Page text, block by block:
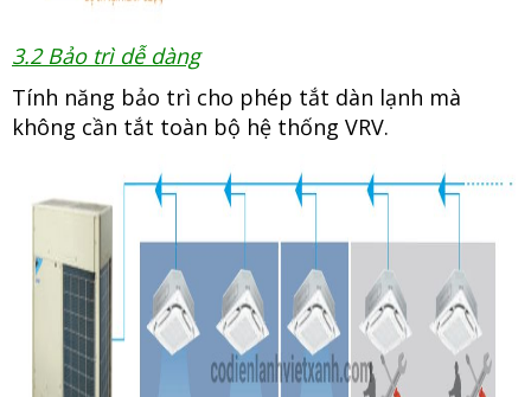
3.2 Bảo trì dễ dàng
Tính năng bảo trì cho phép tắt dàn lạnh mà
không cần tắt toàn bộ hệ thống VRV.